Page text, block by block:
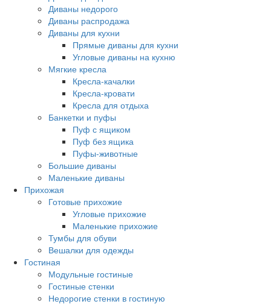
Диваны недорого
Диваны распродажа
Диваны для кухни
Прямые диваны для кухни
Угловые диваны на кухню
Мягкие кресла
Кресла-качалки
Кресла-кровати
Кресла для отдыха
Банкетки и пуфы
Пуф с ящиком
Пуф без ящика
Пуфы-животные
Большие диваны
Маленькие диваны
Прихожая
Готовые прихожие
Угловые прихожие
Маленькие прихожие
Тумбы для обуви
Вешалки для одежды
Гостиная
Модульные гостиные
Гостиные стенки
Недорогие стенки в гостиную